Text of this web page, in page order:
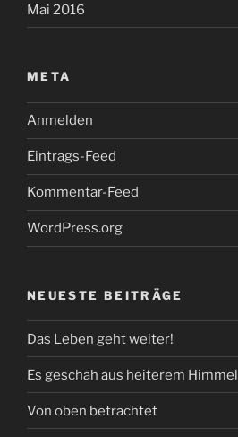
Mai 2016
META
Anmelden
Eintrags-Feed
Kommentar-Feed
WordPress.org
NEUESTE BEITRÄGE
Das Leben geht weiter!
Es geschah aus heiterem Himmel
Von oben betrachtet